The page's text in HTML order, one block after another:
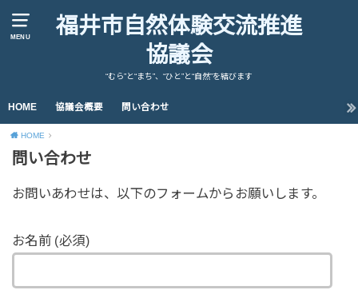
MENU
福井市自然体験交流推進
協議会
“むら”と“まち”、“ひと”と“自然”を結びます
HOME 協議会概要 問い合わせ
HOME
問い合わせ
お問いあわせは、以下のフォームからお願いします。
お名前 (必須)